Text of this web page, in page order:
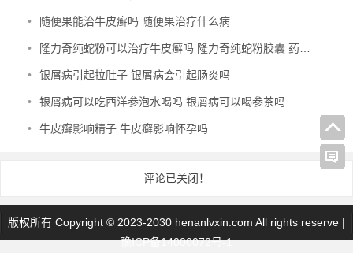
• 随便果能治牛皮癣吗 随便果治疗什么病
• 隆力奇纯蛇粉可以治疗牛皮癣吗 隆力奇纯蛇粉胶囊 药店有卖吗
• 银屑病引起拉肚子 银屑病会引起肠炎吗
• 银屑病可以吃西洋参泡水喝吗 银屑病可以喝参茶吗
• 牛皮癣影响精子 牛皮癣影响怀孕吗
评论已关闭！
版权所有 Copyright © 2023-2030 henanlvxin.com All rights reserve |
豫ICP备14000072号-1